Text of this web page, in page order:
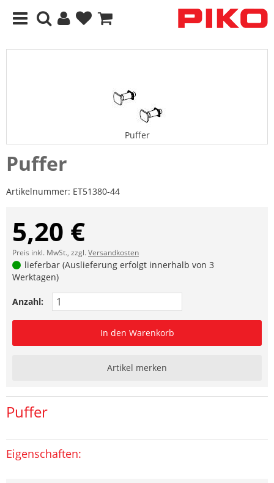
Puffer
Puffer
Artikelnummer: ET51380-44
5,20 €
Preis inkl. MwSt., zzgl.Versandkosten
lieferbar (Auslieferung erfolgt innerhalb von 3
Werktagen)
Anzahl:
In den Warenkorb
Artikel merken
Puffer
Eigenschaften: